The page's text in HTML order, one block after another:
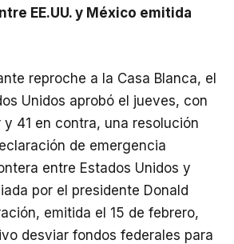
EE.UU. y México emitida
reproche a la Casa Blanca, el
Unidos aprobó el jueves, con
41 en contra, una resolución
de emergencia
entre Estados Unidos y
por el presidente Donald
emitida el 15 de febrero,
desviar fondos federales para